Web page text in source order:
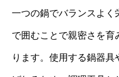
一つの鍋でバランスよく
で囲むことで親密さを育
ります。使用する鍋器